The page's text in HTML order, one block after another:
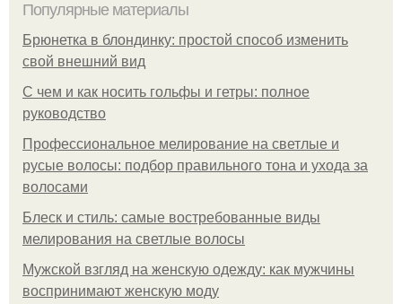
Популярные материалы
Брюнетка в блондинку: простой способ изменить
свой внешний вид
С чем и как носить гольфы и гетры: полное
руководство
Профессиональное мелирование на светлые и
русые волосы: подбор правильного тона и ухода за
волосами
Блеск и стиль: самые востребованные виды
мелирования на светлые волосы
Мужской взгляд на женскую одежду: как мужчины
воспринимают женскую моду